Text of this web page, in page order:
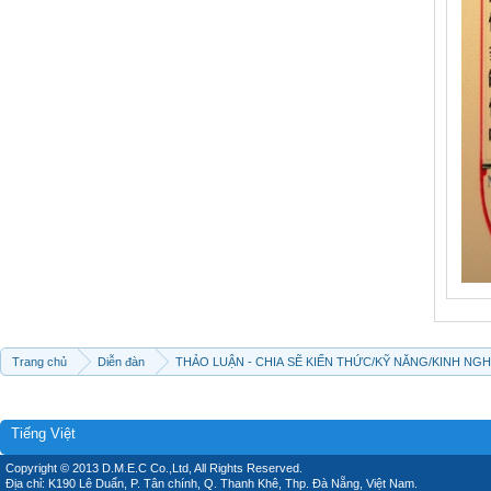
Trang chủ Diễn đàn THẢO LUẬN - CHIA SẼ KIẾN THỨC/KỸ NĂNG/KINH
Tiếng Việt
Copyright © 2013 D.M.E.C Co.,Ltd, All Rights Reserved.
Địa chỉ: K190 Lê Duẩn, P. Tân chính, Q. Thanh Khê, Thp. Đà Nẵng, Việt Nam.